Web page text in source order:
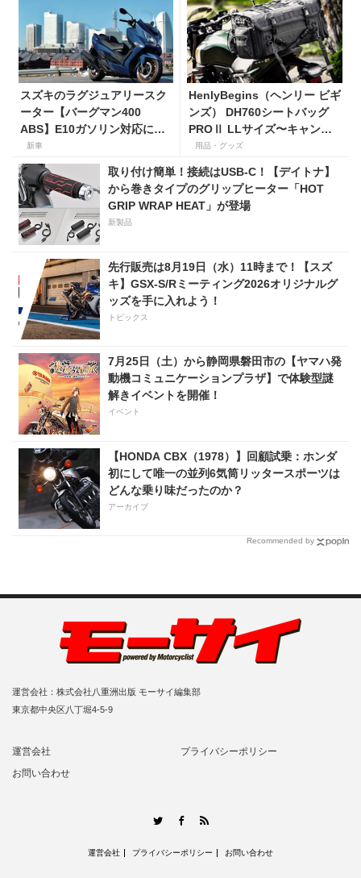
スズキのラグジュアリースク
ーター【バーグマン400
ABS】E10ガソリン対応に仕
様変更して発売。価格は据え
置きの98万100円！
新車
HenlyBegins（ヘンリー ビギ
ンズ） DH760シートバッグ
PROⅡ LLサイズ〜キャンプ
ツーリングにも安心の大容量
ツアーバッグ〜
用品・グッズ
取り付け簡単！接続はUSB-C！【デイトナ】
から巻きタイプのグリップヒーター「HOT
GRIP WRAP HEAT」が登場
新製品
先行販売は8月19日（水）11時まで！【スズ
キ】GSX-S/Rミーティング2026オリジナルグ
ッズを手に入れよう！
トピックス
7月25日（土）から静岡県磐田市の【ヤマハ発
動機コミュニケーションプラザ】で体験型謎
解きイベントを開催！
イベント
【HONDA CBX（1978）】回顧試乗：ホンダ
初にして唯一の並列6気筒リッタースポーツは
どんな乗り味だったのか？
アーカイブ
Recommended by
運営会社：株式会社八重洲出版 モーサイ編集部
東京都中央区八丁堀4-5-9
運営会社
プライバシーポリシー
お問い合わせ
TwitterFacebook
運営会社 プライバシーポリシー お問い合わせ